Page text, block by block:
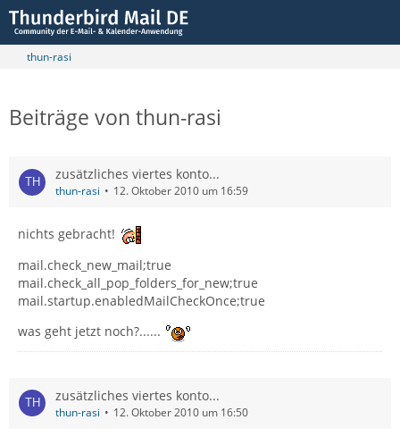
thun-rasi
Beiträge von thun-rasi
zusätzliches viertes konto...
thun-rasi 12. Oktober 2010 um 16:59
nichts gebracht!
mail.check_new_mail;true
mail.check_all_pop_folders_for_new;true
mail.startup.enabledMailCheckOnce;true
was geht jetzt noch?......
zusätzliches viertes konto...
thun-rasi 12. Oktober 2010 um 16:50